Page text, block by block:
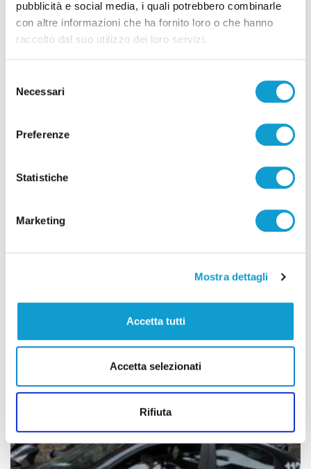
pubblicità e social media, i quali potrebbero combinarle
con altre informazioni che ha fornito loro o che hanno
raccolto dal suo utilizzo dei loro servizi.
delNecessari
Preferenze
Statistiche
Marketing
Mostra dettagli
Accetta tutti
Accetta selezionati
Rifiuta
Ancona - Truffa all’anziana con il finto
carabiniere: due giovani arrestati dopo
di Pierluigi Dorotei
di un cittadino: denunciati due truffatori